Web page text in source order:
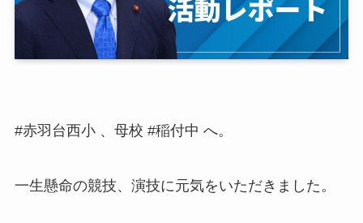
#赤羽台西小 、母校 #稲付中 へ。
一生懸命の競技、演技に元気をいただきました。